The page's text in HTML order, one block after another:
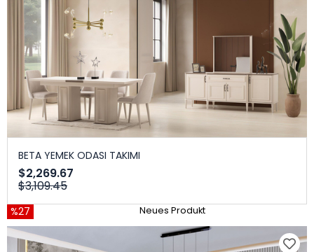
BETA YEMEK ODASI TAKIMI
$2,269.67
$3,109.45
%27 Neues Produkt